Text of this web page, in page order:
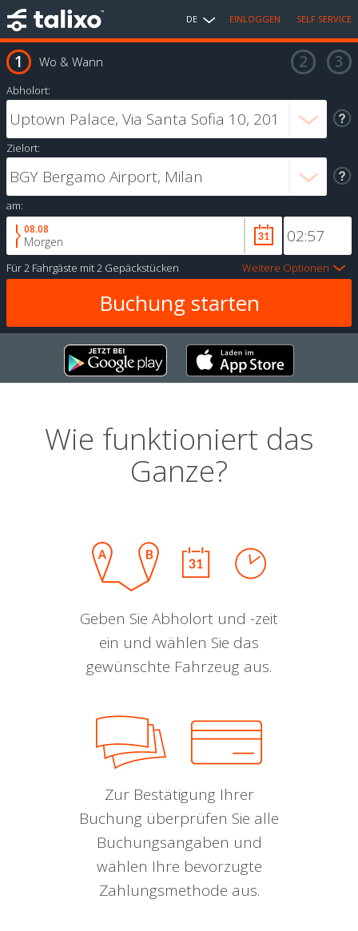
DE EINLOGGEN SELF SERVICE
Wo & Wann
Abholort:
Zielort:
am:
08.08
Morgen
Für2 Fahrgäste mit2 Gepäckstücken Weitere Optionen
Wie funktioniert das
Ganze?
Geben Sie Abholort und -zeit
ein und wählen Sie das
gewünschte Fahrzeug aus.
Zur Bestätigung Ihrer
Buchung überprüfen Sie alle
Buchungsangaben und
wählen Ihre bevorzugte
Zahlungsmethode aus.